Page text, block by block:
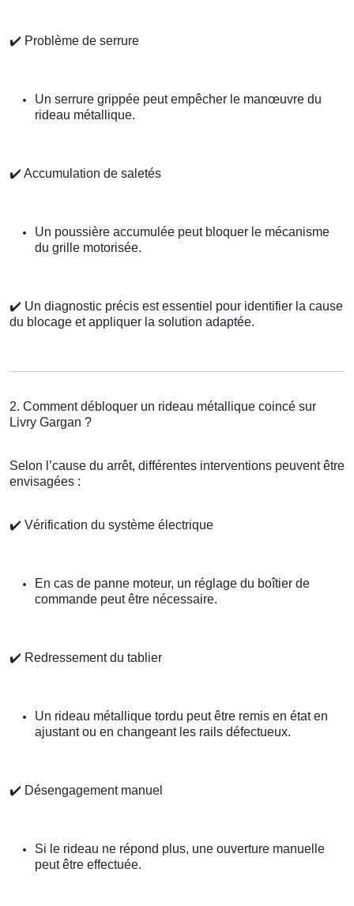
✔️ Problème de serrure
Un serrure grippée peut empêcher le manœuvre du
rideau métallique.
✔️ Accumulation de saletés
Un poussière accumulée peut bloquer le mécanisme
du grille motorisée.
✔️ Un diagnostic précis est essentiel pour identifier la cause
du blocage et appliquer la solution adaptée.
2. Comment débloquer un rideau métallique coincé sur
Livry Gargan ?
Selon l’cause du arrêt, différentes interventions peuvent être
envisagées :
✔️ Vérification du système électrique
En cas de panne moteur, un réglage du boîtier de
commande peut être nécessaire.
✔️ Redressement du tablier
Un rideau métallique tordu peut être remis en état en
ajustant ou en changeant les rails défectueux.
✔️ Désengagement manuel
Si le rideau ne répond plus, une ouverture manuelle
peut être effectuée.